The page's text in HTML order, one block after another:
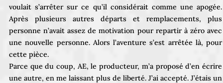
voulait s’arrêter sur ce qu’il considérait comme une apogée.
Après plusieurs autres départs et remplacements, plus
personne n’avait assez de motivation pour repartir à zéro avec
une nouvelle personne. Alors l’aventure s’est arrêtée là, pour
cette pièce.
Parce que du coup, AE, le producteur, m’a proposé d’en écrire
une autre, en me laissant plus de liberté. J’ai accepté. J’étais un